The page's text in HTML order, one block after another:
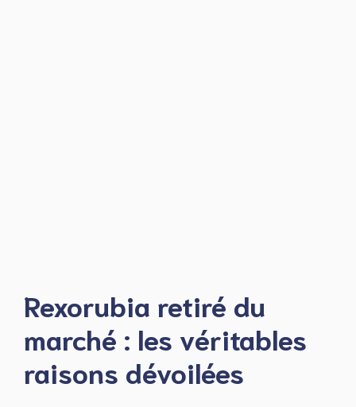
Rexorubia retiré du
marché : les véritables
raisons dévoilées